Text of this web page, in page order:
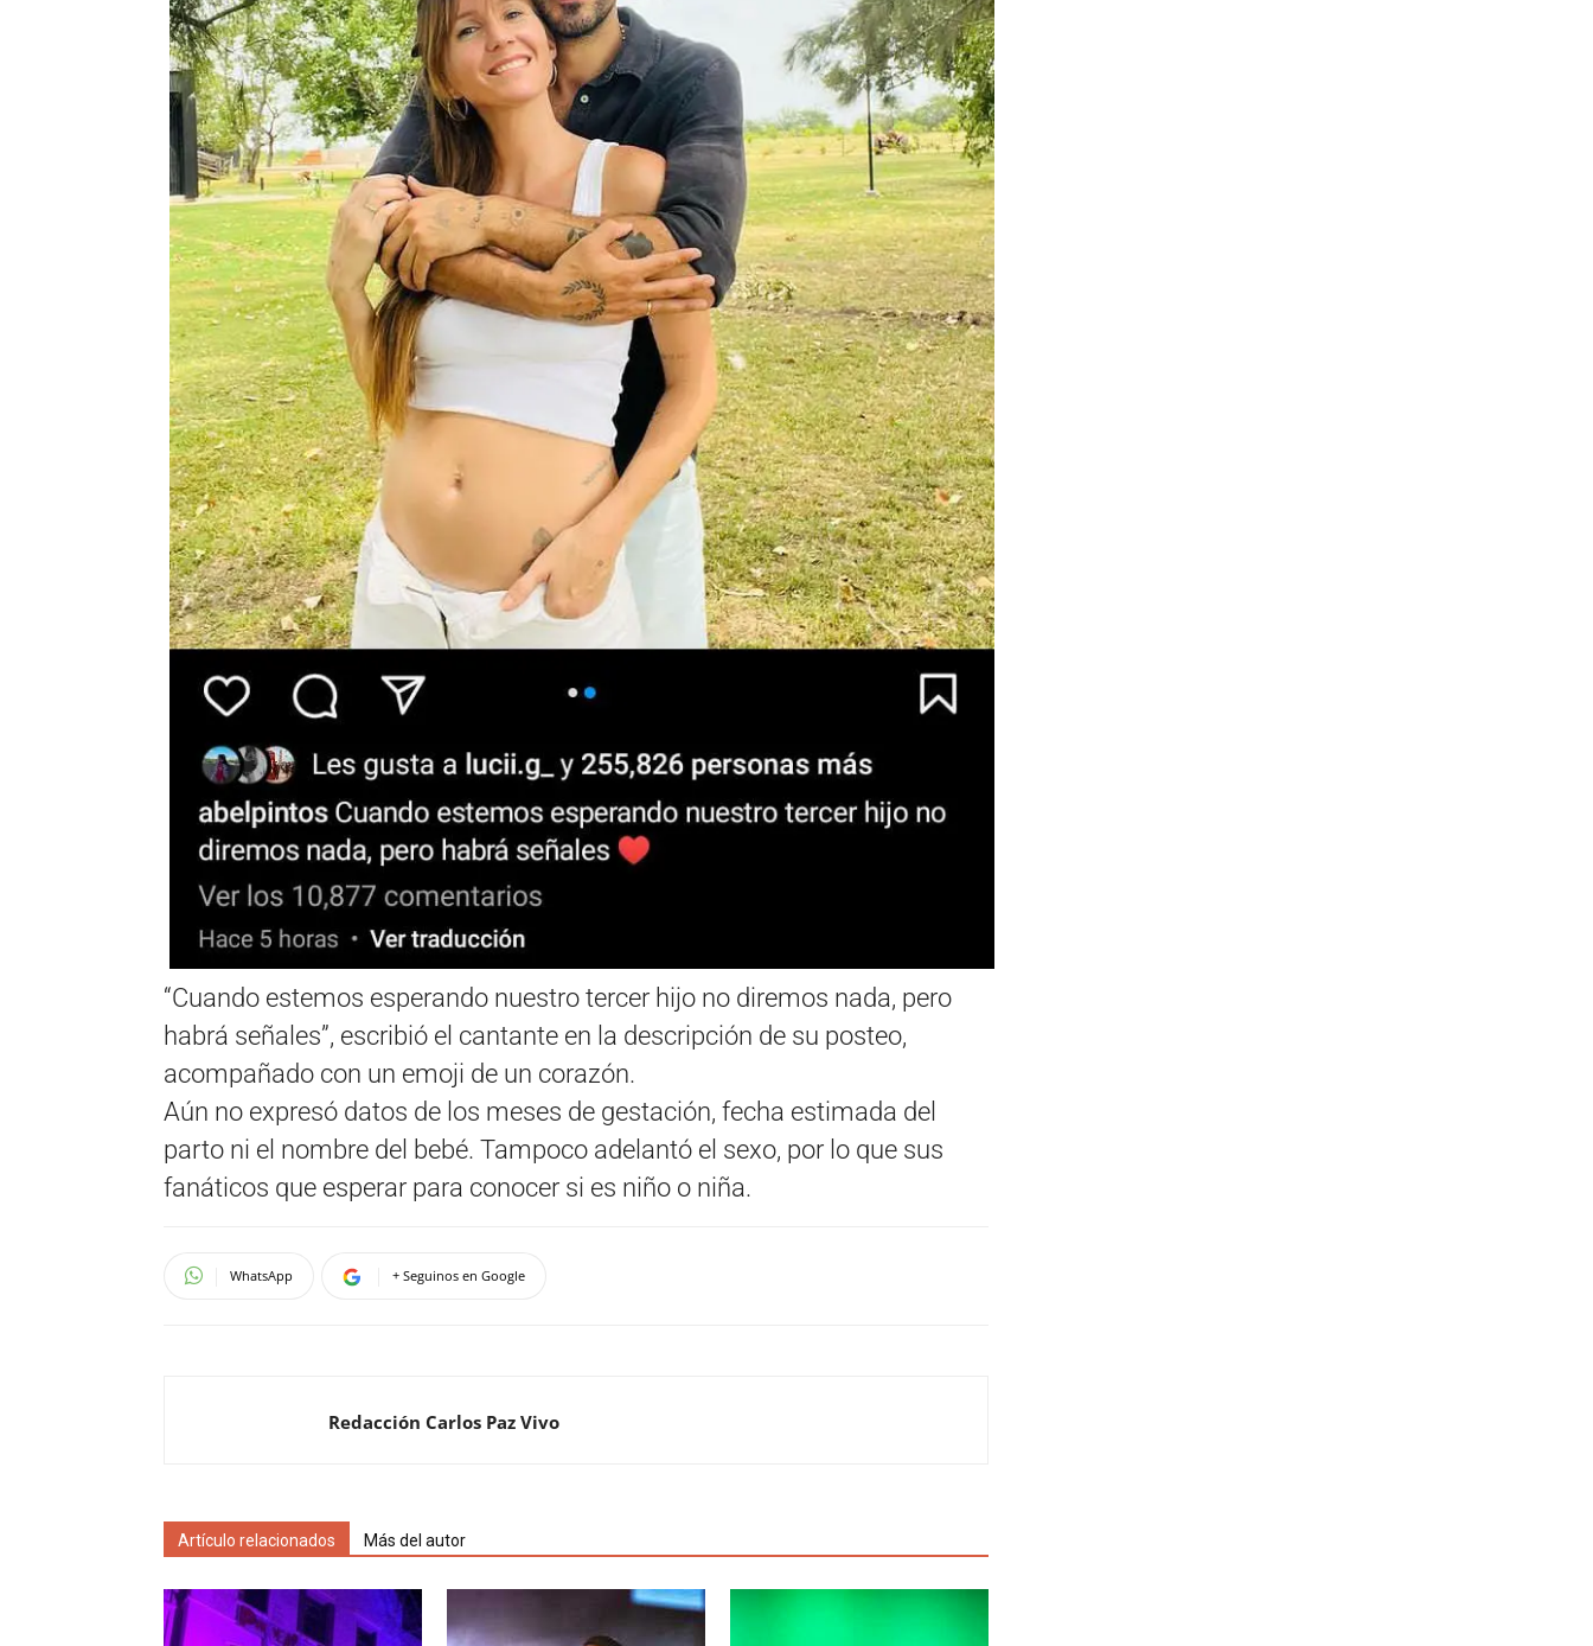
“Cuando estemos esperando nuestro tercer hijo no diremos nada, pero
habrá señales”, escribió el cantante en la descripción de su posteo,
acompañado con un emoji de un corazón.
Aún no expresó datos de los meses de gestación, fecha estimada del
parto ni el nombre del bebé. Tampoco adelantó el sexo, por lo que sus
fanáticos que esperar para conocer si es niño o niña.
WhatsApp + Seguinos en Google
Redacción Carlos Paz Vivo
Artículo relacionados Más del autor